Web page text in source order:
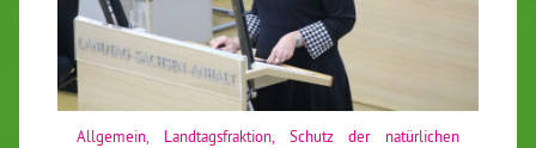
Allgemein, Landtagsfraktion, Schutz der natürlichen